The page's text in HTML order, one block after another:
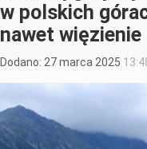
w polskich
nawet więzienie
Dodano: 27marca 2025